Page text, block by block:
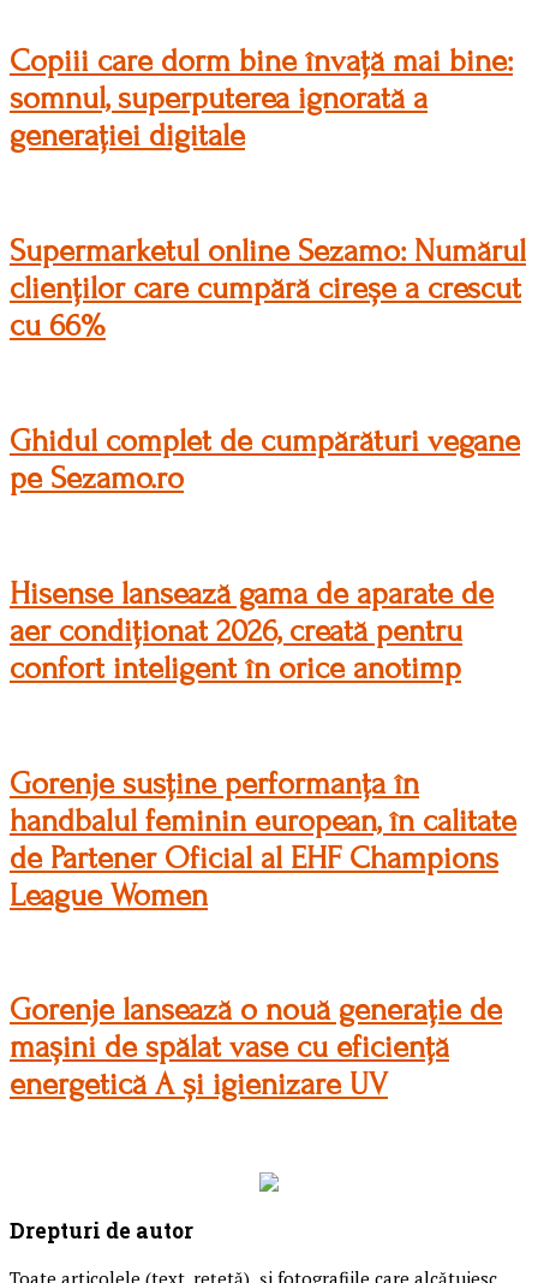
Copiii care dorm bine învață mai bine:
somnul, superputerea ignorată a
generației digitale
Supermarketul online Sezamo: Numărul
clienților care cumpără cireșe a crescut
cu 66%
Ghidul complet de cumpărături vegane
pe Sezamo.ro
Hisense lansează gama de aparate de
aer condiționat 2026, creată pentru
confort inteligent în orice anotimp
Gorenje susține performanța în
handbalul feminin european, în calitate
de Partener Oficial al EHF Champions
League Women
Gorenje lansează o nouă generație de
mașini de spălat vase cu eficiență
energetică A și igienizare UV
Drepturi de autor
Toate articolele (text, reţetă) și fotografiile care alcătuiesc